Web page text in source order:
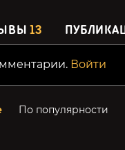
13
Войти
По популярности